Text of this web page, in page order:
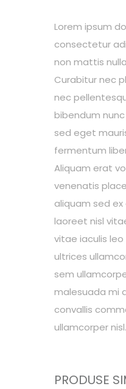
Lorem ipsum
consectetur
non mattis
Curabitur nec
nec
bibendum
sed eget
fermentum
Aliquam erat
venenatis
aliquam sed
laoreet nisl
vitae iaculis
ultrices
sem
malesuada mi
convallis
ullamcorper nisl.
PRODUSE